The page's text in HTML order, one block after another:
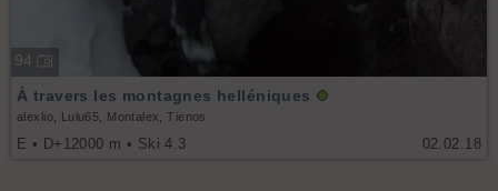
94
02.02.18
À travers les montagnes helléniques
alexlio, Lulu65, Montalex, Tienos
E • D+12000 m • Ski 4.3